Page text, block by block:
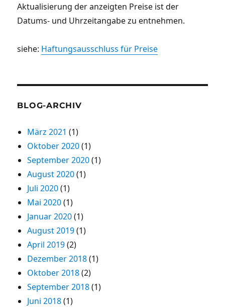
Aktualisierung der anzeigten Preise ist der
Datums- und Uhrzeitangabe zu entnehmen.
siehe: Haftungsausschluss für Preise
BLOG-ARCHIV
März 2021 (1)
Oktober 2020(1)
September 2020(1)
August 2020(1)
Juli 2020(1)
Mai 2020(1)
Januar 2020(1)
August 2019(1)
April 2019(2)
Dezember 2018(1)
Oktober 2018(2)
September 2018(1)
Juni 2018(1)